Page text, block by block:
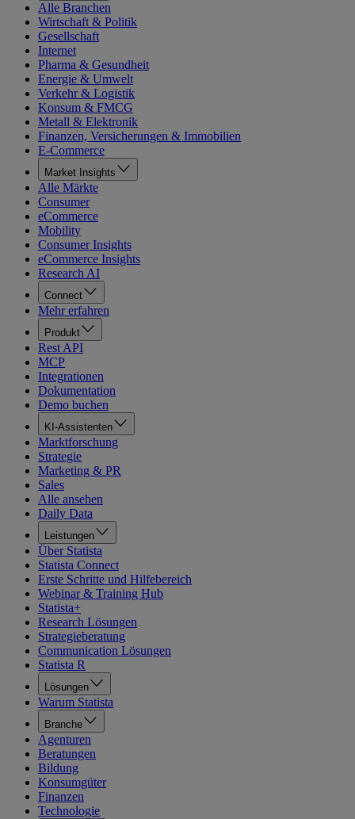
Alle Branchen
Wirtschaft & Politik
Gesellschaft
Internet
Pharma & Gesundheit
Energie & Umwelt
Verkehr & Logistik
Konsum & FMCG
Metall & Elektronik
Finanzen, Versicherungen & Immobilien
E-Commerce
Market Insights
Alle Märkte
Consumer
eCommerce
Mobility
Consumer Insights
eCommerce Insights
Research AI
Connect
Mehr erfahren
Produkt
Rest API
MCP
Integrationen
Dokumentation
Demo buchen
KI-Assistenten
Marktforschung
Strategie
Marketing & PR
Sales
Alle ansehen
Daily Data
Leistungen
Über Statista
Statista Connect
Erste Schritte und Hilfebereich
Webinar & Training Hub
Statista+
Research Lösungen
Strategieberatung
Communication Lösungen
Statista R
Lösungen
Warum Statista
Branche
Agenturen
Beratungen
Bildung
Konsumgüter
Finanzen
Technologie